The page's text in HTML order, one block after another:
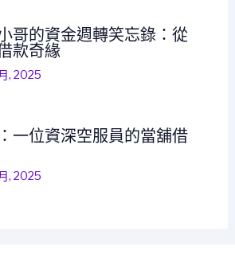
哥的資金週轉笑忘錄：從
款奇緣
, 2025
一位資深空服員的當舖借
, 2025